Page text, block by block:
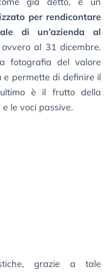
per rendicontare
di un’azienda al
al 31 dicembre.
fotografia del valore
e permette di definire il
è il frutto della
le voci passive.
grazie a tale